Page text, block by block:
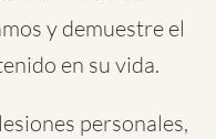
y demuestre el
en su vida.
personales,